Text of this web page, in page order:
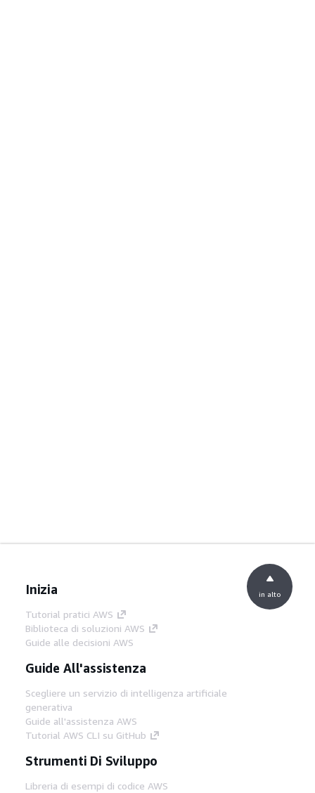
Inizia
Tutorial pratici AWS
Biblioteca di soluzioni AWS
Guide alle decisioni AWS
Guide All'assistenza
Scegliere un servizio di intelligenza artificiale
generativa
Guide all'assistenza AWS
Tutorial AWS CLI su GitHub
Strumenti Di Sviluppo
Libreria di esempi di codice AWS
in alto